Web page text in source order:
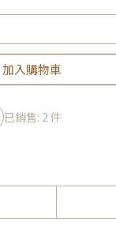
加入購物車
已銷售: 2 件